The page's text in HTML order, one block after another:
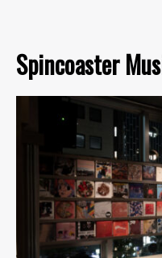
Spincoaster